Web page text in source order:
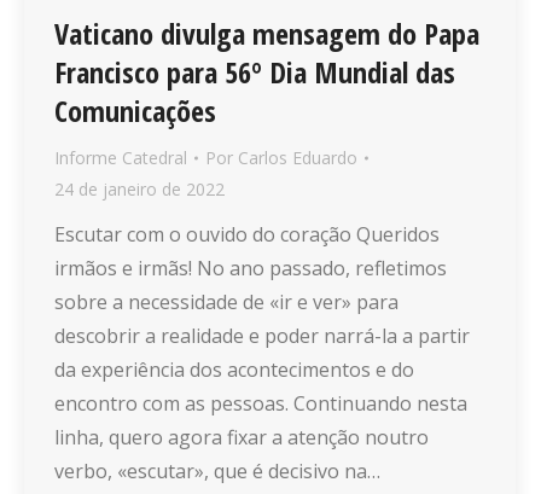
Vaticano divulga mensagem do Papa
Francisco para 56º Dia Mundial das
Comunicações
Informe Catedral Por Carlos Eduardo
24 de janeiro de 2022
Escutar com o ouvido do coração Queridos
irmãos e irmãs! No ano passado, refletimos
sobre a necessidade de «ir e ver» para
descobrir a realidade e poder narrá-la a partir
da experiência dos acontecimentos e do
encontro com as pessoas. Continuando nesta
linha, quero agora fixar a atenção noutro
verbo, «escutar», que é decisivo na…